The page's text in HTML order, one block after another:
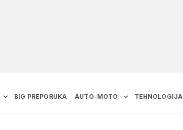
BIG PREPORUKA AUTO-MOTO TEHNOLOGIJA